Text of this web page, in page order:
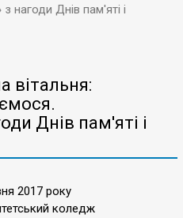
нагоди Днів пам'яті і
вітальня:
Днів пам'яті і
2017 року
коледж